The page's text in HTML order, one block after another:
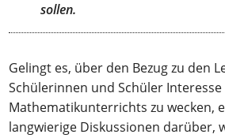
sollen.
Gelingt es, über den Bezug zu den
Schülerinnen und Schüler Interesse
Mathematikunterrichts zu wecken,
langwierige Diskussionen darüber,